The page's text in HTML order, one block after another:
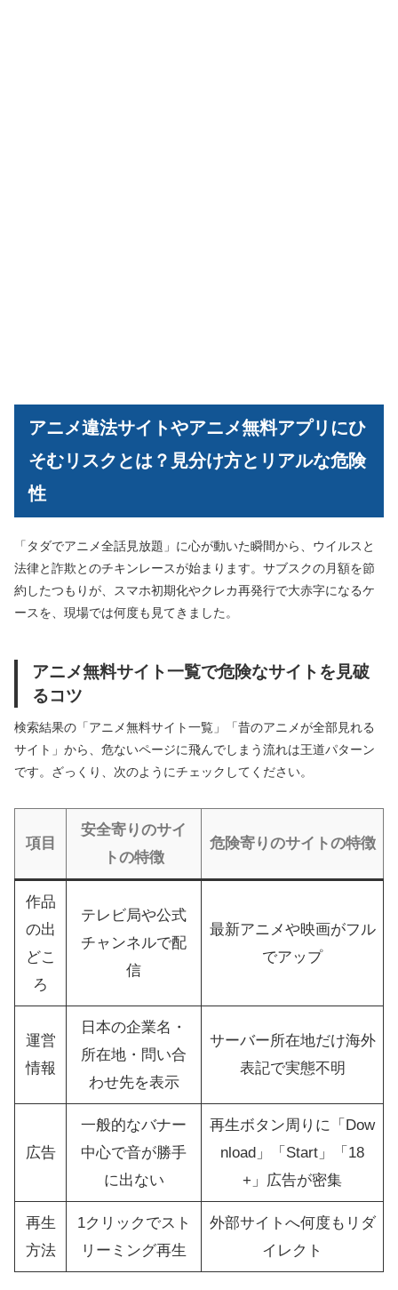
アニメ違法サイトやアニメ無料アプリにひ
そむリスクとは？見分け方とリアルな危険
性
「タダでアニメ全話見放題」に心が動いた瞬間から、ウイルスと
法律と詐欺とのチキンレースが始まります。サブスクの月額を節
約したつもりが、スマホ初期化やクレカ再発行で大赤字になるケ
ースを、現場では何度も見てきました。
アニメ無料サイト一覧で危険なサイトを見破
るコツ
検索結果の「アニメ無料サイト一覧」「昔のアニメが全部見れる
サイト」から、危ないページに飛んでしまう流れは王道パターン
です。ざっくり、次のようにチェックしてください。
項目
安全寄りのサイ
トの特徴
危険寄りのサイトの特徴
作品
の出
どこ
ろ
テレビ局や公式
チャンネルで配
信
最新アニメや映画がフル
でアップ
運営
情報
日本の企業名・
所在地・問い合
わせ先を表示
サーバー所在地だけ海外
表記で実態不明
広告
一般的なバナー
中心で音が勝手
に出ない
再生ボタン周りに「Dow
nload」「Start」「18
+」広告が密集
再生
方法
1クリックでスト
リーミング再生
外部サイトへ何度もリダ
イレクト